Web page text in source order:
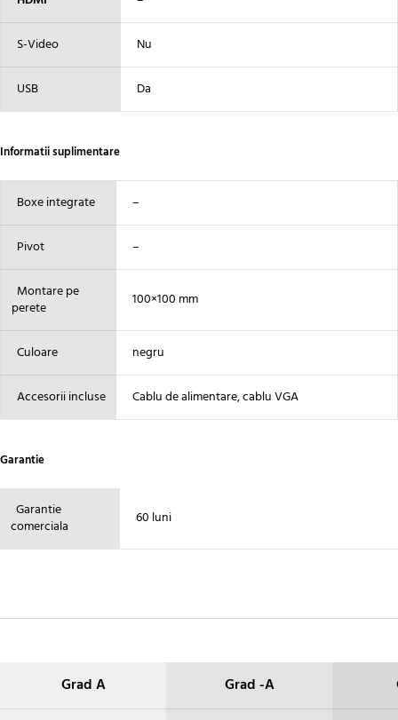
S-Video Nu
USB Da
Informatii suplimentare
Boxe integrate –
Pivot –
Montare pe
perete
100×100 mm
Culoare negru
Accesorii incluse Cablu de alimentare, cablu VGA
Garantie
Garantie
comerciala
60 luni
Grad A Grad -A